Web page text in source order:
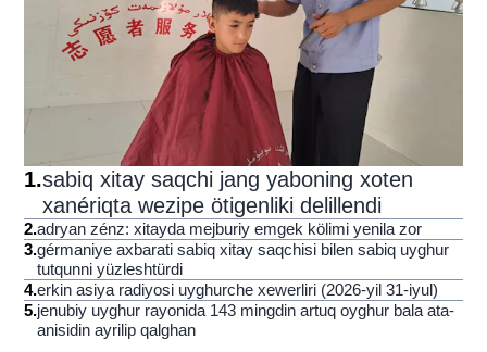
1.sabiq xitay saqchi jang yaboning xoten
xanériqta wezipe ötigenliki delillendi
2.adryan zénz: xitayda mejburiy emgek kölimi yenila zor
3.gérmaniye axbarati sabiq xitay saqchisi bilen sabiq uyghur
tutqunni yüzleshtürdi
4.erkin asiya radiyosi uyghurche xewerliri (2026-yil 31-iyul)
5.jenubiy uyghur rayonida 143 mingdin artuq oyghur bala ata-
anisidin ayrilip qalghan